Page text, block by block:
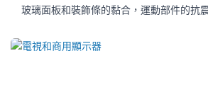
玻璃面板和裝飾條的黏合，運動部件的抗